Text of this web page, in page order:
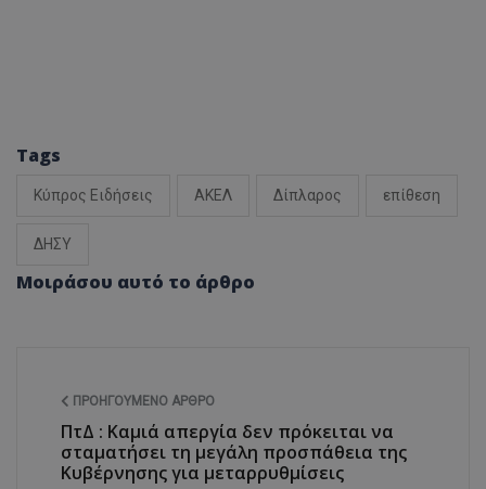
Tags
Κύπρος Ειδήσεις ΑΚΕΛ Δίπλαρος επίθεση
ΔΗΣΥ
Μοιράσου αυτό το άρθρο
ΠΡΟΗΓΟΎΜΕΝΟ ΆΡΘΡΟ
ΠτΔ : Καμιά απεργία δεν πρόκειται να
σταματήσει τη μεγάλη προσπάθεια της
Κυβέρνησης για μεταρρυθμίσεις